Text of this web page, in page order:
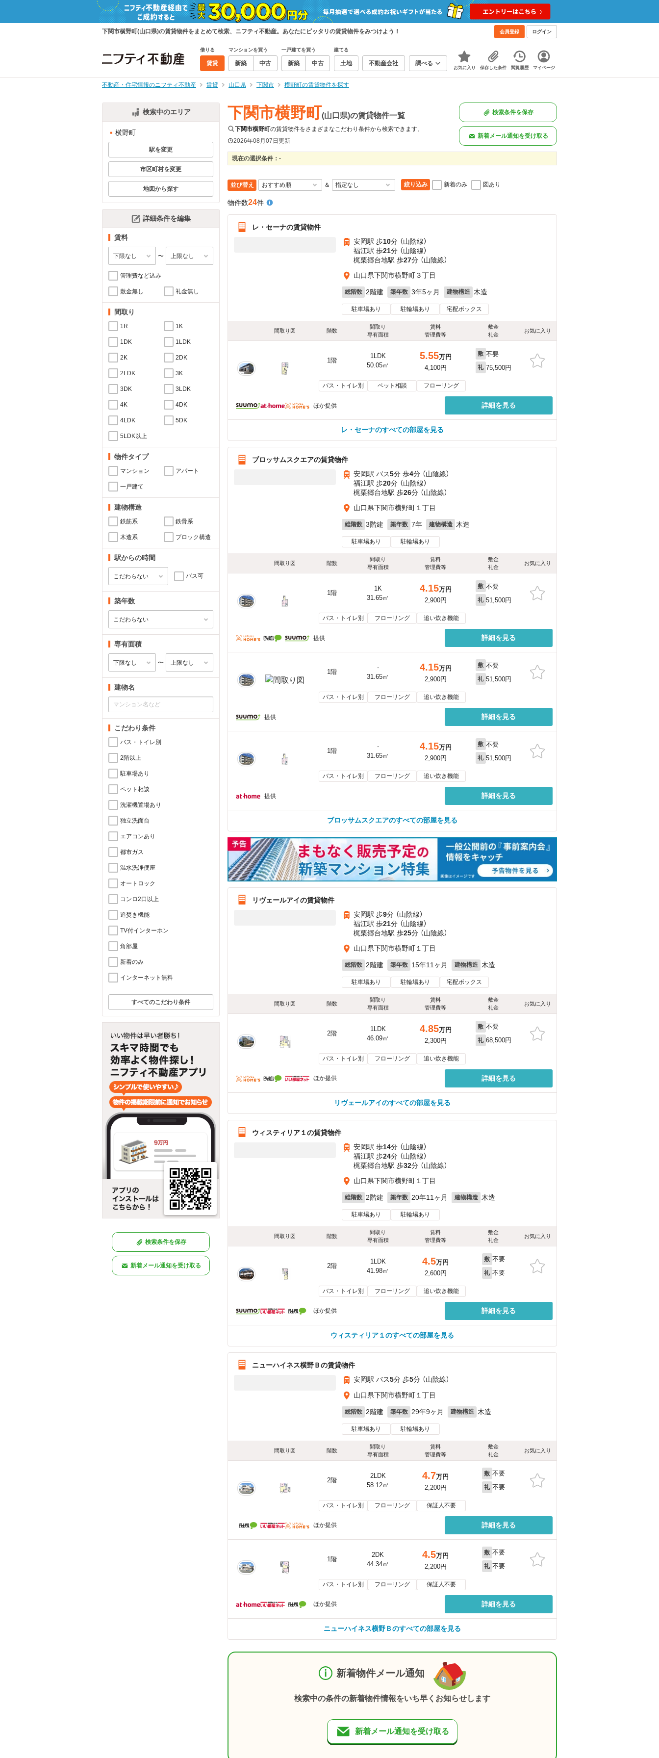
下関市横野町(山口県)の賃貸物件をまとめて検索、ニフティ不動産。あなたにピッタリの賃貸物件をみつけよう！ 会員登録 ログイン
借りる
賃貸
マンションを買う
新築 中古
一戸建てを買う
新築 中古
建てる
土地 不動産会社 調べる
お気に入り 保存した条件 閲覧履歴 マイページ
不動産・住宅情報のニフティ不動産 賃貸 山口県 下関市 横野町の賃貸物件を探す
検索中のエリア
横野町
駅を変更
市区町村を変更
地図から探す
詳細条件を編集
賃料
〜
管理費など込み
敷金無し 礼金無し
間取り
1R 1K
1DK 1LDK
2K 2DK
2LDK 3K
3DK 3LDK
4K 4DK
4LDK 5DK
5LDK以上
物件タイプ
マンション アパート
一戸建て
建物構造
鉄筋系 鉄骨系
木造系 ブロック構造
駅からの時間
バス可
築年数
専有面積
〜
建物名
こだわり条件
バス・トイレ別
2階以上
駐車場あり
ペット相談
洗濯機置場あり
独立洗面台
エアコンあり
都市ガス
温水洗浄便座
オートロック
コンロ2口以上
追焚き機能
TV付インターホン
角部屋
新着のみ
インターネット無料
すべてのこだわり条件
検索条件を保存
新着メール通知を受け取る
下関市横野町(山口県)の賃貸物件一覧
下関市横野町の賃貸物件をさまざまなこだわり条件から検索できます。
2026年08月07日更新
検索条件を保存
新着メール通知を受け取る
現在の選択条件： -
並び替え ＆ 絞り込み 新着のみ 図あり
物件数24件
レ・セーナの賃貸物件
安岡駅 歩10分 （山陰線）
福江駅 歩21分 （山陰線）
梶栗郷台地駅 歩27分 （山陰線）
山口県下関市横野町３丁目
総階数 2階建 築年数 3年5ヶ月 建物構造 木造
駐車場あり 駐輪場あり 宅配ボックス
間取り図 階数
間取り
専有面積
賃料
管理費等
敷金
礼金
お気に入り
1階
1LDK
50.05㎡
5.55万円
4,100円
敷 不要
礼 75,500円
バス・トイレ別 ペット相談 フローリング
ほか提供 詳細を見る
レ・セーナのすべての部屋を見る
ブロッサムスクエアの賃貸物件
安岡駅 バス5分 歩4分 （山陰線）
福江駅 歩20分 （山陰線）
梶栗郷台地駅 歩26分 （山陰線）
山口県下関市横野町１丁目
総階数 3階建 築年数 7年 建物構造 木造
駐車場あり 駐輪場あり
間取り図 階数
間取り
専有面積
賃料
管理費等
敷金
礼金
お気に入り
1階
1K
31.65㎡
4.15万円
2,900円
敷 不要
礼 51,500円
バス・トイレ別 フローリング 追い炊き機能
提供 詳細を見る
1階
-
31.65㎡
4.15万円
2,900円
敷 不要
礼 51,500円
バス・トイレ別 フローリング 追い炊き機能
提供 詳細を見る
1階
-
31.65㎡
4.15万円
2,900円
敷 不要
礼 51,500円
バス・トイレ別 フローリング 追い炊き機能
提供 詳細を見る
ブロッサムスクエアのすべての部屋を見る
リヴェールアイの賃貸物件
安岡駅 歩9分 （山陰線）
福江駅 歩21分 （山陰線）
梶栗郷台地駅 歩25分 （山陰線）
山口県下関市横野町１丁目
総階数 2階建 築年数 15年11ヶ月 建物構造 木造
駐車場あり 駐輪場あり 宅配ボックス
間取り図 階数
間取り
専有面積
賃料
管理費等
敷金
礼金
お気に入り
2階
1LDK
46.09㎡
4.85万円
2,300円
敷 不要
礼 68,500円
バス・トイレ別 フローリング 追い炊き機能
ほか提供 詳細を見る
リヴェールアイのすべての部屋を見る
ウィスティリア１の賃貸物件
安岡駅 歩14分 （山陰線）
福江駅 歩24分 （山陰線）
梶栗郷台地駅 歩32分 （山陰線）
山口県下関市横野町１丁目
総階数 2階建 築年数 20年11ヶ月 建物構造 木造
駐車場あり 駐輪場あり
間取り図 階数
間取り
専有面積
賃料
管理費等
敷金
礼金
お気に入り
2階
1LDK
41.98㎡
4.5万円
2,600円
敷 不要
礼 不要
バス・トイレ別 フローリング 追い炊き機能
ほか提供 詳細を見る
ウィスティリア１のすべての部屋を見る
ニューハイネス横野Ｂの賃貸物件
安岡駅 バス5分 歩5分 （山陰線）
山口県下関市横野町１丁目
総階数 2階建 築年数 29年9ヶ月 建物構造 木造
駐車場あり 駐輪場あり
間取り図 階数
間取り
専有面積
賃料
管理費等
敷金
礼金
お気に入り
2階
2LDK
58.12㎡
4.7万円
2,200円
敷 不要
礼 不要
バス・トイレ別 フローリング 保証人不要
ほか提供 詳細を見る
1階
2DK
44.34㎡
4.5万円
2,200円
敷 不要
礼 不要
バス・トイレ別 フローリング 保証人不要
ほか提供 詳細を見る
ニューハイネス横野Ｂのすべての部屋を見る
新着物件メール通知
検索中の条件の新着物件情報をいち早くお知らせします
新着メール通知を受け取る